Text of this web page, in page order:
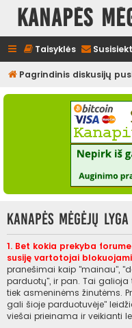
Kanapės
Taisyklės
Pagrindinis diskusijų
Kanapės mėgėjų
1. Bet kokia prekyba
susiję vartotojai
pranešimai kaip "mainau",
parduotų", ir pan. Tai
tiek asmeninėms žinutėms.
gali šioje parduotuvėje"
viešai prieinama ir veikianti